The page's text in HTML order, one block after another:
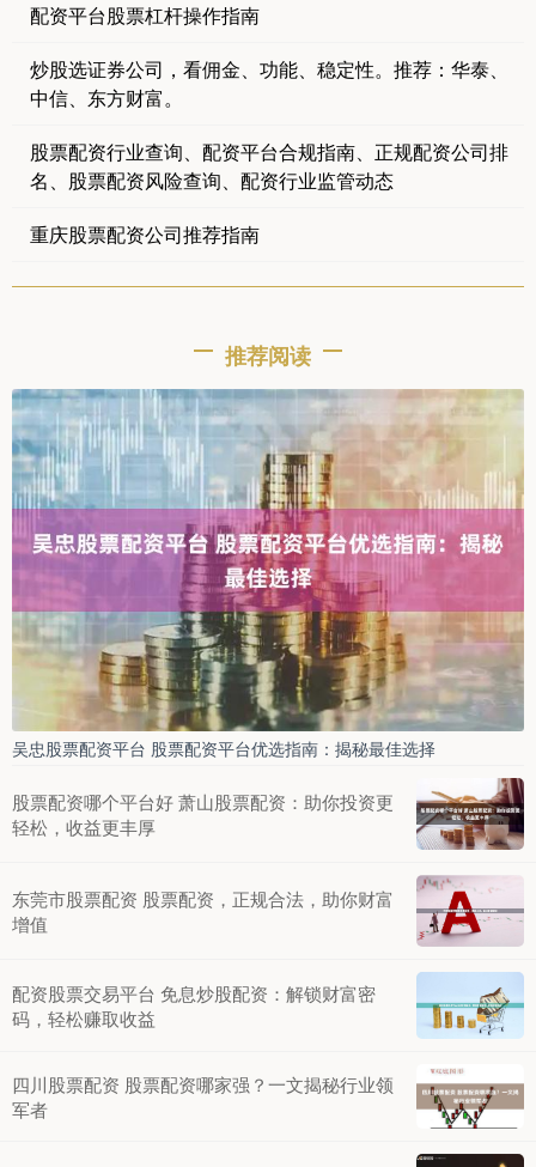
配资平台股票杠杆操作指南
炒股选证券公司，看佣金、功能、稳定性。推荐：华泰、
中信、东方财富。
股票配资行业查询、配资平台合规指南、正规配资公司排
名、股票配资风险查询、配资行业监管动态
重庆股票配资公司推荐指南
推荐阅读
吴忠股票配资平台 股票配资平台优选指南：揭秘最佳选择
股票配资哪个平台好 萧山股票配资：助你投资更
轻松，收益更丰厚
东莞市股票配资 股票配资，正规合法，助你财富
增值
配资股票交易平台 免息炒股配资：解锁财富密
码，轻松赚取收益
四川股票配资 股票配资哪家强？一文揭秘行业领
军者